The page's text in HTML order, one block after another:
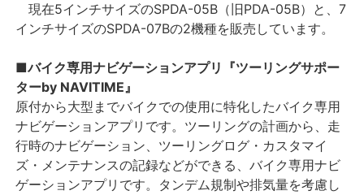
現在5インチサイズのSPDA-05B（旧PDA-05B）と、7
インチサイズのSPDA-07Bの2機種を販売しています。
■バイク専用ナビゲーションアプリ『ツーリングサポー
ターby NAVITIME』
原付から大型までバイクでの使用に特化したバイク専用
ナビゲーションアプリです。ツーリングの計画から、走
行時のナビゲーション、ツーリングログ・カスタマイ
ズ・メンテナンスの記録などができる、バイク専用ナビ
ゲーションアプリです。タンデム規制や排気量を考慮し